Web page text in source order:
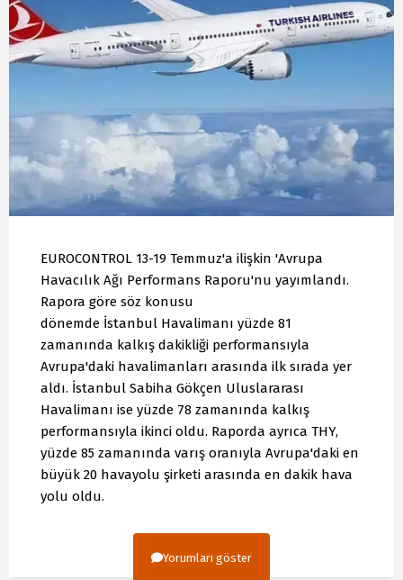
EUROCONTROL 13-19 Temmuz'a ilişkin 'Avrupa
Havacılık Ağı Performans Raporu'nu yayımlandı.
Rapora göre söz konusu
dönemde İstanbul Havalimanı yüzde 81
zamanında kalkış dakikliği performansıyla
Avrupa'daki havalimanları arasında ilk sırada yer
aldı. İstanbul Sabiha Gökçen Uluslararası
Havalimanı ise yüzde 78 zamanında kalkış
performansıyla ikinci oldu. Raporda ayrıca THY,
yüzde 85 zamanında varış oranıyla Avrupa'daki en
büyük 20 havayolu şirketi arasında en dakik hava
yolu oldu.
Yorumları göster